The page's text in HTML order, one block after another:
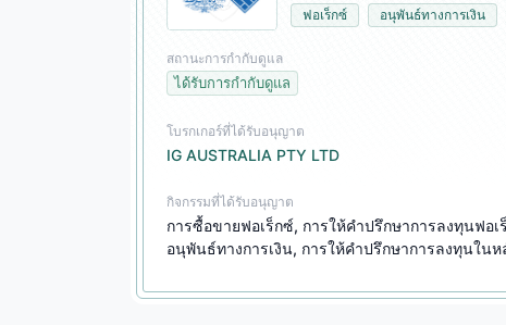
ฟอเร็กซ์ อนุพันธ์ทางการเงิน
สถานะการกำกับดูแล
ได้รับการกำกับดูแล
โบรกเกอร์ที่ได้รับอนุญาต
IG AUSTRALIA PTY LTD
กิจกรรมที่ได้รับอนุญาต
การซื้อขายฟอเร็กซ์, การให้คำปรึกษาการลงทุนฟอ
อนุพันธ์ทางการเงิน, การให้คำปรึกษาการลงทุนใน